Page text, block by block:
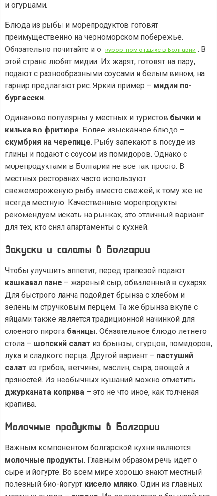
и огурцами.
Блюда из рыбы и морепродуктов готовят
преимущественно на черноморском побережье.
Обязательно почитайте и о курортном отдыхе в Болгарии . В
этой стране любят мидии. Их жарят, готовят на пару,
подают с разнообразными соусами и белым вином, на
гарнир предлагают рис. Яркий пример – мидии по-
бургасски.
Одинаково популярны у местных и туристов бычки и
килька во фритюре. Более изысканное блюдо –
скумбрия на черепице. Рыбу запекают в посуде из
глины и подают с соусом из помидоров. Однако с
морепродуктами в Болгарии не все так просто. В
местных ресторанах часто используют
свежемороженую рыбу вместо свежей, к тому же не
всегда местную. Качественные морепродукты
рекомендуем искать на рынках, это отличный вариант
для тех, кто снял апартаменты с кухней.
Закуски и салаты в Болгарии
Чтобы улучшить аппетит, перед трапезой подают
кашкавал пане – жареный сыр, обваленный в сухарях.
Для быстрого ланча подойдет брынза с хлебом и
зеленым стручковым перцем. Та же брынза вкупе с
яйцами также является традиционной начинкой для
слоеного пирога баницы. Обязательное блюдо летнего
стола – шопский салат из брынзы, огурцов, помидоров,
лука и сладкого перца. Другой вариант – пастуший
салат из грибов, ветчины, маслин, сыра, овощей и
пряностей. Из необычных кушаний можно отметить
джурканата коприва – это не что иное, как толченая
крапива.
Молочные продукты в Болгарии
Важным компонентом болгарской кухни являются
молочные продукты. Главным образом речь идет о
сыре и йогурте. Во всем мире хорошо знают местный
полезный био-йогурт кисело мляко. Один из главных